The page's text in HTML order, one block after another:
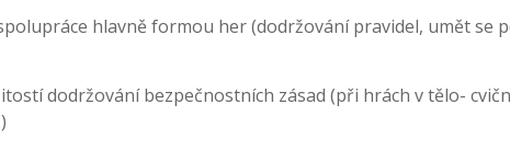
hlavně formou her (dodržování pravidel, umět se
dodržování bezpečnostních zásad (při hrách v tělo-